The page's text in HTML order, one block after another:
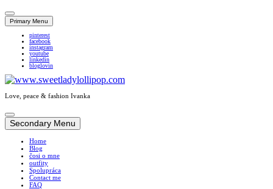
Primary Menu
pinterest
facebook
instagram
youtube
linkedin
bloglovin
Love, peace & fashion Ivanka
Skip
to
content
Secondary Menu
Home
Blog
čosi o mne
outfity
Spolupráca
Contact me
FAQ